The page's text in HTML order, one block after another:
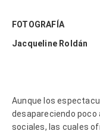
FOTOGRAFÍA
Jacqueline Roldán
Aunque los
desapareciendo poco
sociales, las cuales